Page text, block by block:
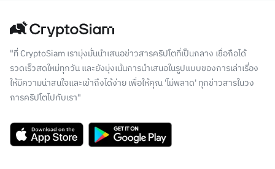
"ที่ CryptoSiam เรามุ่งมั่นนำเสนอข่าวสารคริปโตที่เป็นกลาง เชื่อถือได้
รวดเร็วสดใหม่ทุกวัน และยังมุ่งเน้นการนำเสนอในรูปแบบของการเล่าเรื่อง
ให้มีความน่าสนใจและเข้าถึงได้ง่าย เพื่อให้คุณ 'ไม่พลาด' ทุกข่าวสารในวง
การคริปโตไปกับเรา"